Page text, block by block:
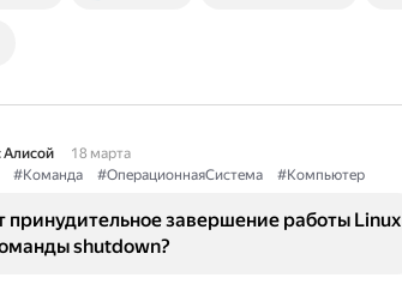
Алисой
18 марта
#Команда #ОперационнаяСистема #Компьютер
принудительное завершение работы Linux
shutdown?